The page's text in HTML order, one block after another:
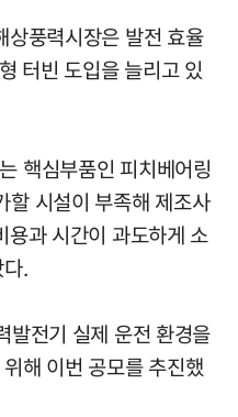
상풍력시장은 발전 효율
터빈 도입을 늘리고 있
핵심부품인 피치베어링
할 시설이 부족해 제조사
용과 시간이 과도하게 소
.
전기 실제 운전 환경을
해 이번 공모를 추진했